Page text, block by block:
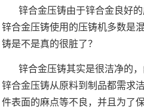
锌合金压铸由于锌合金良好
锌合金压铸使用的压铸机多数是
铸是不是真的很脏了？
锌合金压铸其实是很洁净的
锌合金压铸从原料到制品都需求
件表面的麻点等不良，并且为了